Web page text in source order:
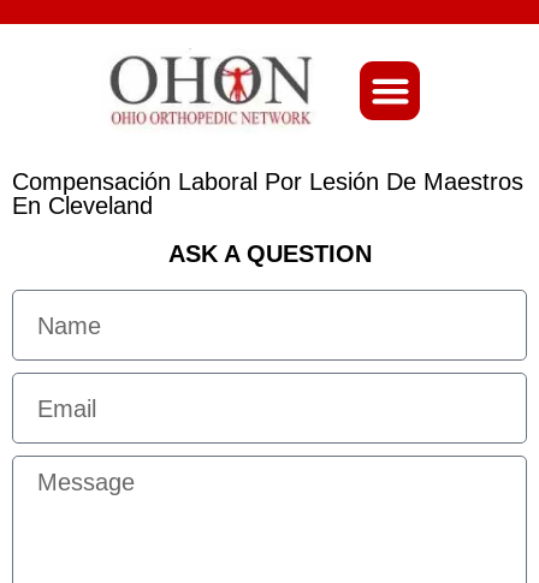
Compensación Laboral Por Lesión De Maestros
En Cleveland
ASK A QUESTION